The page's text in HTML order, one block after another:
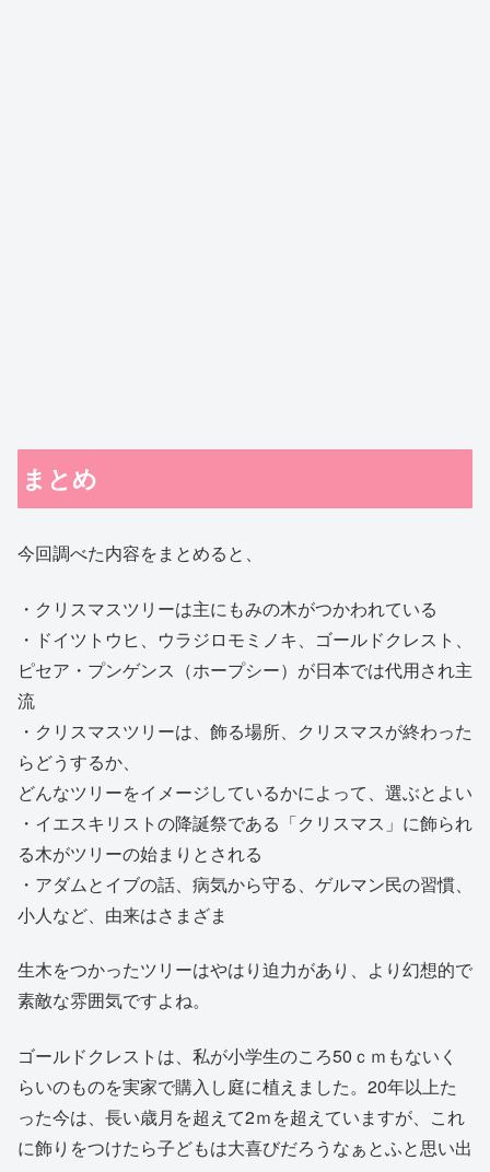
まとめ
今回調べた内容をまとめると、
・クリスマスツリーは主にもみの木がつかわれている
・ドイツトウヒ、ウラジロモミノキ、ゴールドクレスト、
ピセア・プンゲンス（ホープシー）が日本では代用され主
流
・クリスマスツリーは、飾る場所、クリスマスが終わった
らどうするか、
どんなツリーをイメージしているかによって、選ぶとよい
・イエスキリストの降誕祭である「クリスマス」に飾られ
る木がツリーの始まりとされる
・アダムとイブの話、病気から守る、ゲルマン民の習慣、
小人など、由来はさまざま
生木をつかったツリーはやはり迫力があり、より幻想的で
素敵な雰囲気ですよね。
ゴールドクレストは、私が小学生のころ50ｃｍもないく
らいのものを実家で購入し庭に植えました。20年以上た
った今は、長い歳月を超えて2ｍを超えていますが、これ
に飾りをつけたら子どもは大喜びだろうなぁとふと思い出